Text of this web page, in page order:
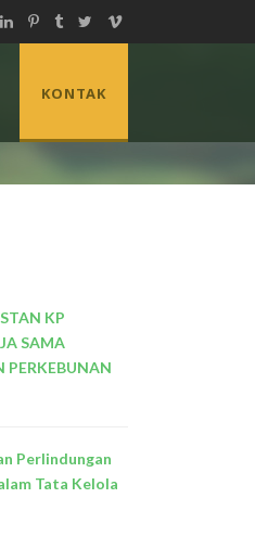
KONTAK
KP
SAMA
PERKEBUNAN
Perlindungan
Tata Kelola